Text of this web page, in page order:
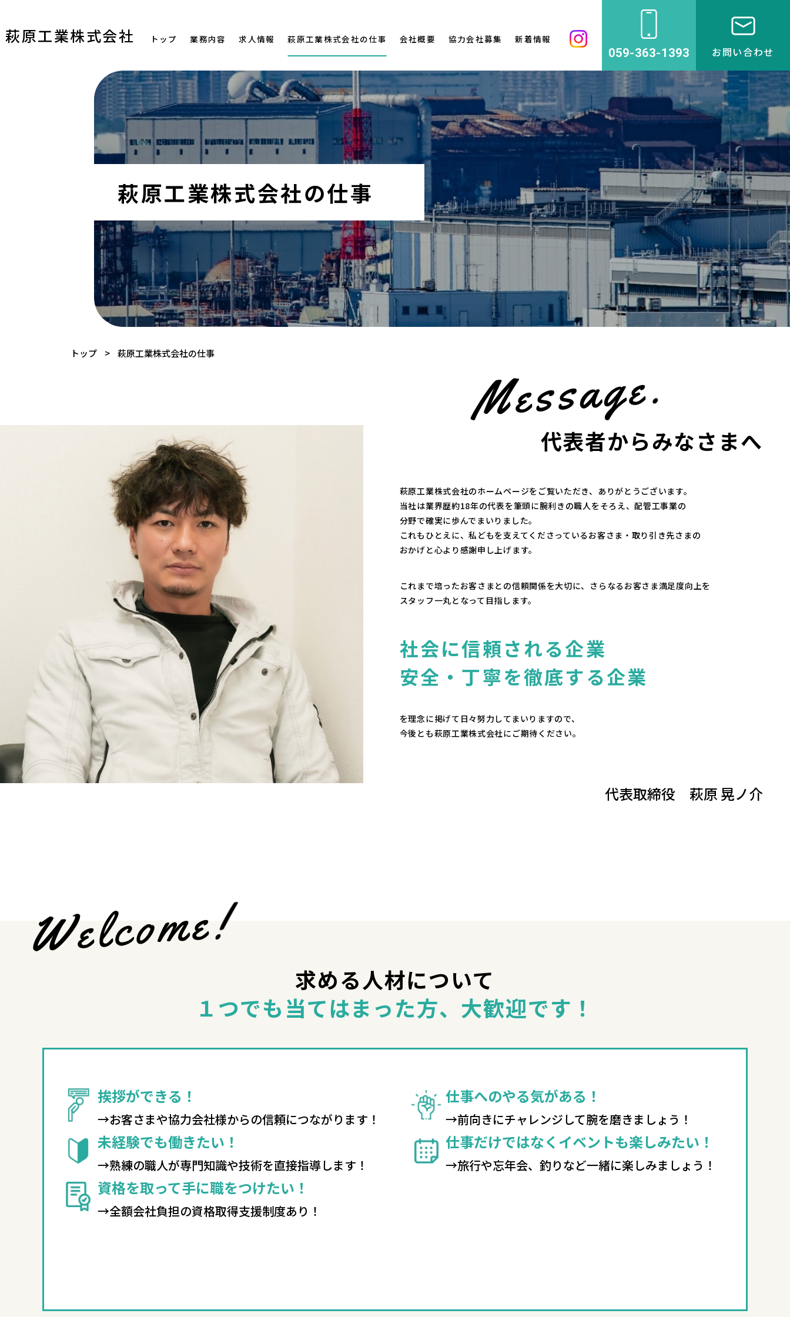
萩原工業株式会社 トップ 業務内容 求人情報 萩原工業株式会社の仕事 会社概要 協力会社募集 新着情報
059-363-1393 お問い合わせ
萩原工業株式会社の仕事
トップ 萩原工業株式会社の仕事
Message.
代表者からみなさまへ
萩原工業株式会社のホームページを ご覧いただき、ありがとうございます。
当社は業界歴約18年の代表を筆頭に腕利きの職人をそろえ、配管工事業の
分野で確実に歩んでまいりました。
これもひとえに、私どもを支えてくださっている お客さま・取り引き先さまの
おかげと心より感謝申し上げます。
これまで培ったお客さまとの信頼関係を大切に、 さらなるお客さま満足度向上を
スタッフ一丸となって目指します。
社会に信頼される企業
安全・丁寧を徹底する企業
を理念に掲げて日々努力してまいりますので、
今後とも萩原工業株式会社にご期待ください。
代表取締役 萩原 晃ノ介
Welcome!
求める人材について
１つでも当てはまった方、 大歓迎です！
挨拶ができる！
→お客さまや協力会社様からの信頼につながります！
仕事へのやる気がある！
→前向きにチャレンジして腕を磨きましょう！
未経験でも働きたい！
→熟練の職人が専門知識や技術を直接指導します！
仕事だけではなくイベントも楽しみたい！
→旅行や忘年会、釣りなど一緒に楽しみましょう！
資格を取って手に職をつけたい！
→全額会社負担の資格取得支援制度あり！